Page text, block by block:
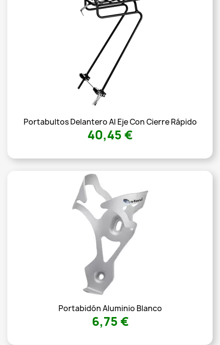
Portabultos Delantero Al Eje Con Cierre Rápido
40,45 €
Portabidón Aluminio Blanco
6,75 €